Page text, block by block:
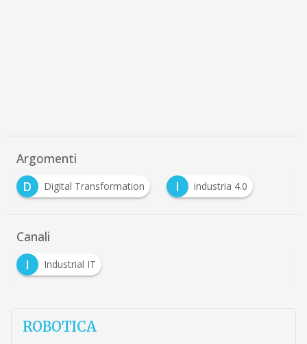
Argomenti
D
Digital Transformation I industria 4.0
Canali
I
Industrial IT
ROBOTICA